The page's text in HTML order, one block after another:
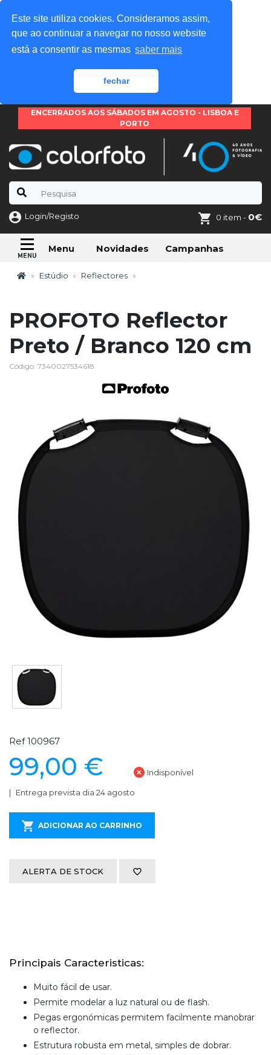
Este site utiliza cookies. Consideramos assim,
que ao continuar a navegar no nosso website
está a consentir as mesmas saber mais
fechar
ENCERRADOS AOS SÁBADOS EM AGOSTO - LISBOA E
PORTO
Login/Registo 0 item - 0€
Menu Novidades Campanhas
Estúdio Reflectores
PROFOTO Reflector
Preto / Branco 120 cm
Código: 7340027534618
Ref 100967
99,00 € Indisponível
Entrega prevista dia 24 agosto
ADICIONAR AO CARRINHO
ALERTA DE STOCK
Principais Caracteristicas:
Muito fácil de usar.
Permite modelar a luz natural ou de flash.
Pegas ergonómicas permitem facilmente manobrar
o reflector.
Estrutura robusta em metal, simples de dobrar.